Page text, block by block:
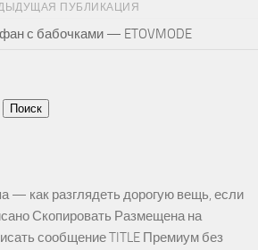
ПУБЛИКАЦИЯ
с бабочками — ETOVMODE
Поиск
— как разглядеть дорогую вещь, если
Скопировать Размещена на
сообщение TITLE Премиум без